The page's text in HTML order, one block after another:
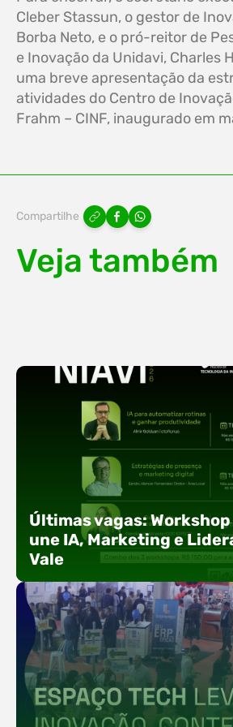
Cleber Stassun, o gestor de
Borba Neto, e o pró-reitor de
e Inovação da Unidavi, Charles
uma breve apresentação da
atividades do Centro de
Frahm – CINF, inaugurado em
Compartilhe
Veja também
Últimas vagas:
une IA, Marketing e
Vale
Com o objetivo de impulsionar a